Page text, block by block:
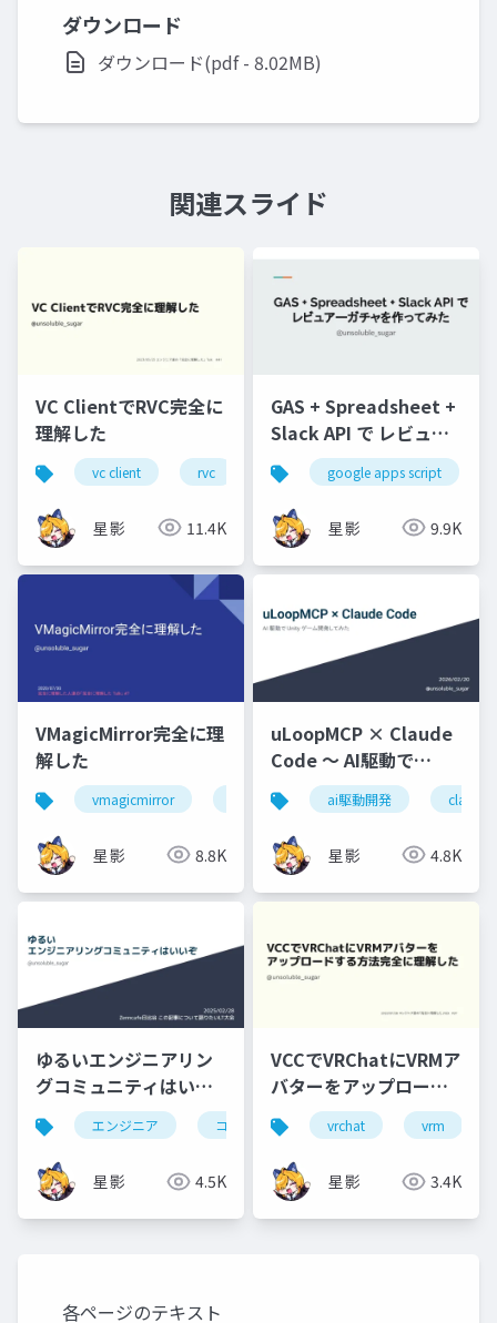
ダウンロード
ダウンロード(pdf - 8.02MB)
関連スライド
VC ClientでRVC完全に
理解した
vc client rvc ボイスチェンジャー 音声変
星影 11.4K
GAS + Spreadsheet +
Slack API で レビュア
ーガチャを作ってみた
google apps script
星影 9.9K
VMagicMirror完全に理
解した
vmagicmirror
星影 8.8K
uLoopMCP × Claude
Code 〜 AI駆動で
Unityゲーム開発してみ
た
ai駆動開発 claude
星影 4.8K
ゆるいエンジニアリン
グコミュニティはいい
ぞ
エンジニア コミュニティ zenn
星影 4.5K
VCCでVRChatにVRMア
バターをアップロード
する方法完全に理解し
た
vrchat vrm
星影 3.4K
各ページのテキスト